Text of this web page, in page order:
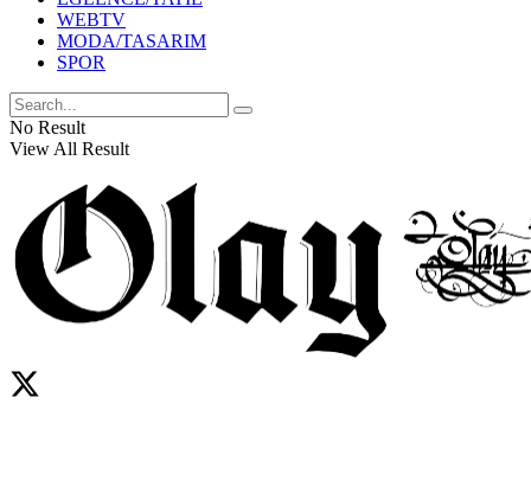
WEBTV
MODA/TASARIM
SPOR
No Result
View All Result